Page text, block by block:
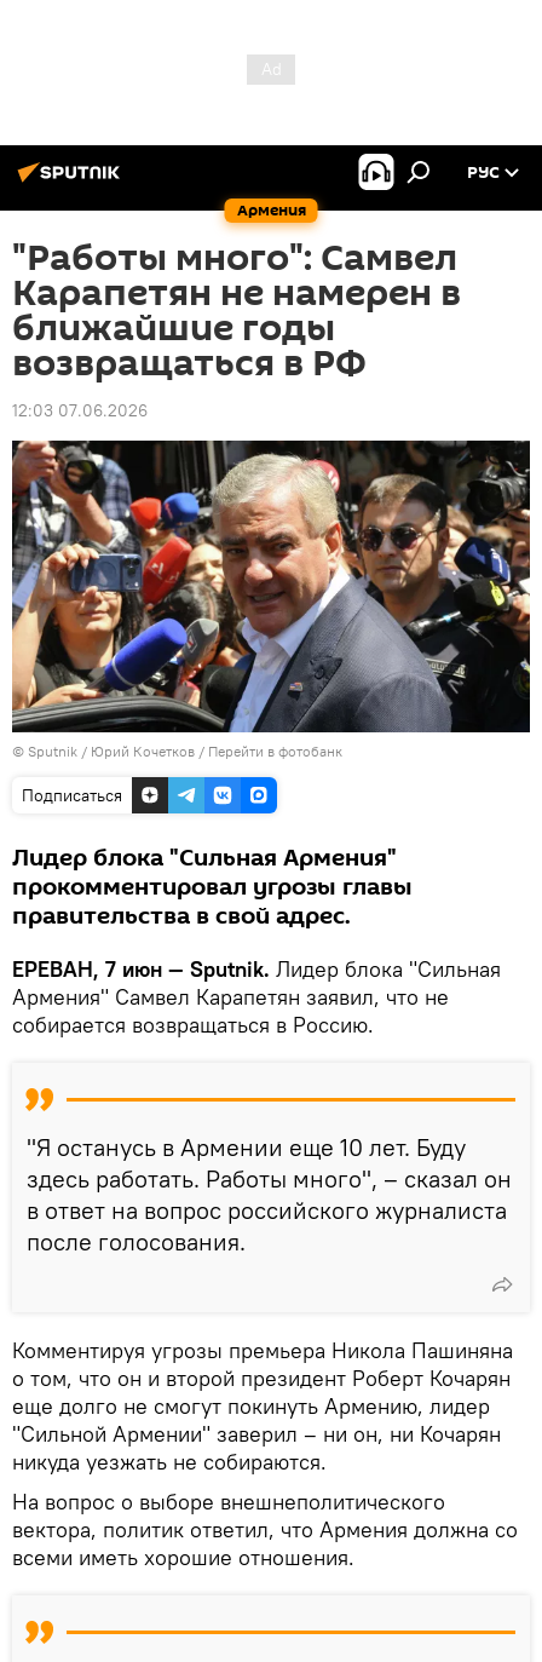
Армения
РУС
"Работы много": Самвел
Карапетян не намерен в
ближайшие годы
возвращаться в РФ
12:03 07.06.2026
© Sputnik / Юрий Кочетков / Перейти в фотобанк
Подписаться
Лидер блока "Сильная Армения"
прокомментировал угрозы главы
правительства в свой адрес.
ЕРЕВАН, 7 июн — Sputnik. Лидер блока "Сильная
Армения" Самвел Карапетян заявил, что не
собирается возвращаться в Россию.
"Я останусь в Армении еще 10 лет. Буду
здесь работать. Работы много", – сказал он
в ответ на вопрос российского журналиста
после голосования.
Комментируя угрозы премьера Никола Пашиняна
о том, что он и второй президент Роберт Кочарян
еще долго не смогут покинуть Армению, лидер
"Сильной Армении" заверил – ни он, ни Кочарян
никуда уезжать не собираются.
На вопрос о выборе внешнеполитического
вектора, политик ответил, что Армения должна со
всеми иметь хорошие отношения.